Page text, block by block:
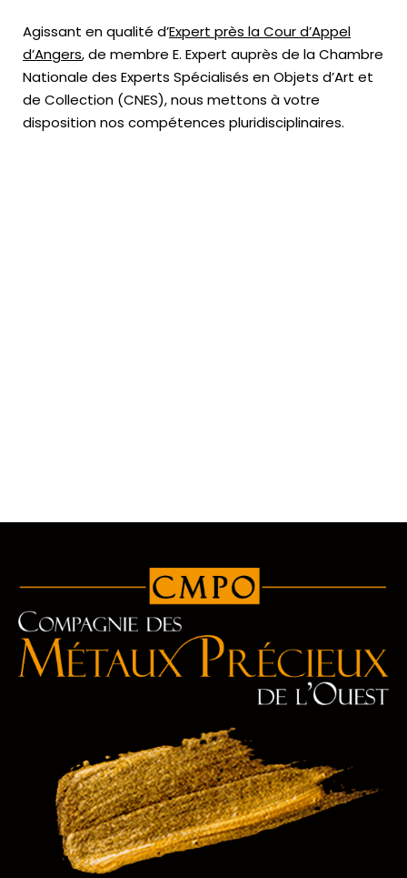
Agissant en qualité d’Expert près la Cour d’Appel
d’Angers, de membre E. Expert auprès de laChambre
Nationale des Experts Spécialisés en Objets d’Art et
de Collection (CNES),nous mettons à votre
disposition nos compétences pluridisciplinaires.